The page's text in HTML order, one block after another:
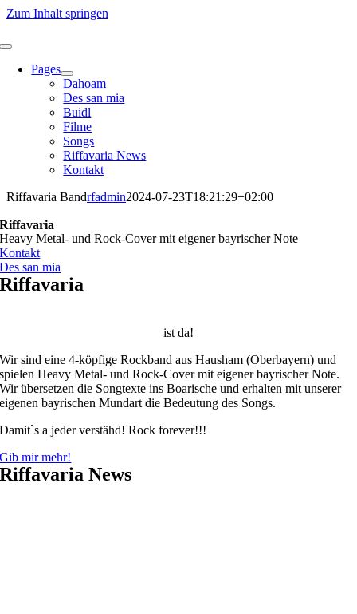
Zum Inhalt springen
Pages
Dahoam
Des san mia
Buidl
Filme
Songs
Riffavaria News
Kontakt
Riffavaria Bandrfadmin2024-07-23T18:21:29+02:00
Riffavaria
Heavy Metal- und Rock-Cover mit eigener bayrischer Note
Kontakt
Des san mia
Riffavaria
ist da!
Wir sind eine 4-köpfige Rockband aus Hausham (Oberbayern) und
spielen Heavy Metal- und Rock-Cover mit eigener bayrischer Note.
Wir übersetzen die Songtexte ins Boarische und erhalten mit unserer
eigenen bayrischen Mundart die Bedeutung des Songs.
Damit`s a jeder verstähd! Rock forever!!!
Gib mir mehr!
Riffavaria News